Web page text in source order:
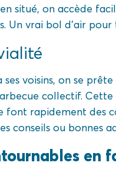
situé, on accède
Un vrai bol d’air
voisins, on se
collectif.
font rapidement des
conseils ou bonnes
en